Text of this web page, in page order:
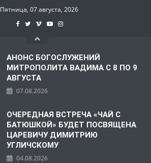
Пятница, 07 августа, 2026
АНОНС БОГОСЛУЖЕНИЙ
МИТРОПОЛИТА ВАДИМА С 8 ПО 9
АВГУСТА
07.08.2026
ОЧЕРЕДНАЯ ВСТРЕЧА «ЧАЙ С
БАТЮШКОЙ» БУДЕТ ПОСВЯЩЕНА
ЦАРЕВИЧУ ДИМИТРИЮ
УГЛИЧСКОМУ
04.08.2026